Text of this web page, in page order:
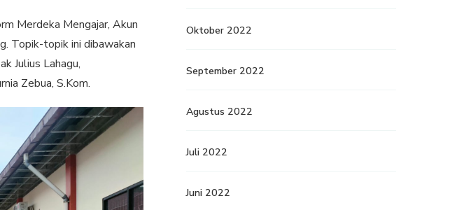
Merdeka Mengajar, Akun
Topik-topik ini dibawakan
Julius Lahagu,
Zebua, S.Kom.
Oktober 2022
September 2022
Agustus 2022
Juli 2022
Juni 2022